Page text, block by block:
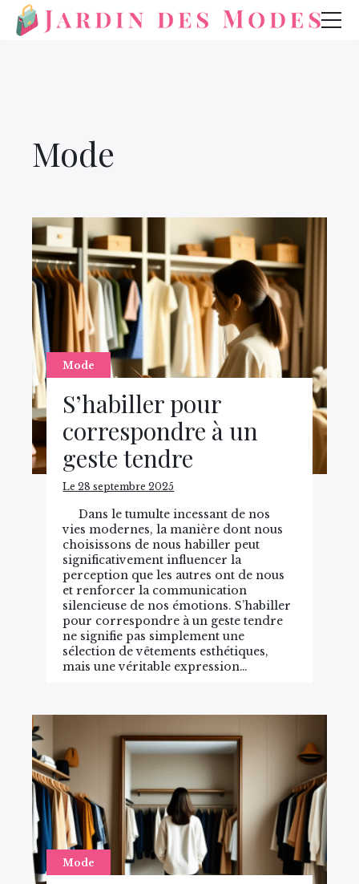
Mode
Mode
S’habiller pour
correspondre à un
geste tendre
Le 28 septembre 2025
Dans le tumulte incessant de nos
vies modernes, la manière dont nous
choisissons de nous habiller peut
significativement influencer la
perception que les autres ont de nous
et renforcer la communication
silencieuse de nos émotions. S’habiller
pour correspondre à un geste tendre
ne signifie pas simplement une
sélection de vêtements esthétiques,
mais une véritable expression…
Mode